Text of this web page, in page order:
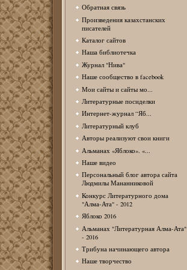
Обратная связь
Произведения казахстанских
писателей
Каталог сайтов
Наша библиотечка
Журнал "Нива"
Наше сообщество в facebook
Мои сайты и сайты мо...
Литературные посиделки
Интернет-журнал “Яб...
Литературный клуб
Авторы реализуют свои книги
Альманах «Яблоко». «...
Наше видео
Персональный блог автора сайта
Людмилы Мананниковой
Конкурс Литературного дома
"Алма-Ата" - 2012
Яблоко 2016
Альманах "Литературная Алма-Ата"
- 2016
Трибуна начинающего автора
Наше творчество